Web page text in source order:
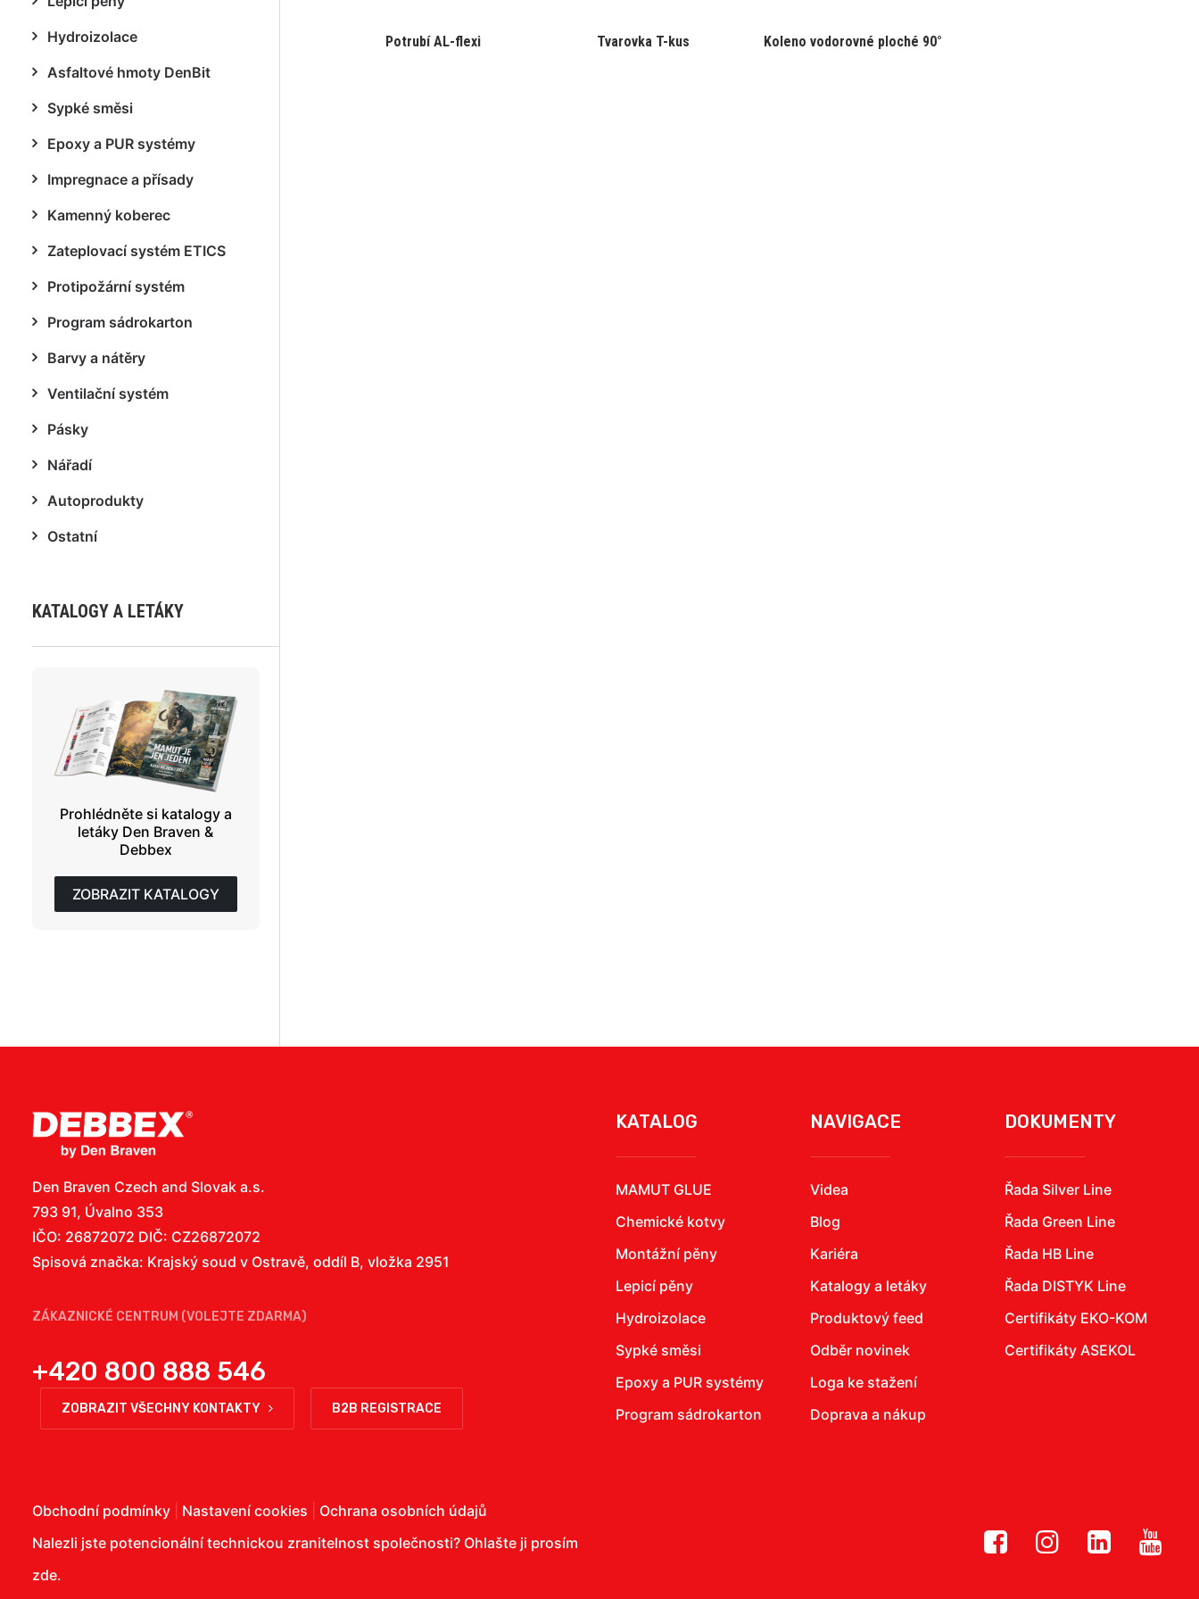
Hydroizolace
Asfaltové hmoty DenBit
Sypké směsi
Epoxy a PUR systémy
Impregnace a přísady
Kamenný koberec
Zateplovací systém ETICS
Protipožární systém
Program sádrokarton
Barvy a nátěry
Ventilační systém
Pásky
Nářadí
Autoprodukty
Ostatní
KATALOGY A LETÁKY
Prohlédněte si katalogy a
letáky Den Braven &
Debbex
ZOBRAZIT KATALOGY
Potrubí AL-flexi Tvarovka T-kus Koleno vodorovné ploché 90°
Den Braven Czech and Slovak a.s.
793 91, Úvalno 353
IČO: 26872072 DIČ: CZ26872072
Spisová značka: Krajský soud v Ostravě, oddíl B, vložka 2951
ZÁKAZNICKÉ CENTRUM (VOLEJTE ZDARMA)
+420 800 888 546
ZOBRAZIT VŠECHNY KONTAKTY B2B REGISTRACE
KATALOG
MAMUT GLUE
Chemické kotvy
Montážní pěny
Lepicí pěny
Hydroizolace
Sypké směsi
Epoxy a PUR systémy
Program sádrokarton
NAVIGACE
Videa
Blog
Kariéra
Katalogy a letáky
Produktový feed
Odběr novinek
Loga ke stažení
Doprava a nákup
DOKUMENTY
Řada Silver Line
Řada Green Line
Řada HB Line
Řada DISTYK Line
Certifikáty EKO-KOM
Certifikáty ASEKOL
Obchodní podmínky Nastavení cookies
Ochrana osobních údajů
Nalezli jste potencionální technickou zranitelnost společnosti? Ohlašte ji prosím
zde.